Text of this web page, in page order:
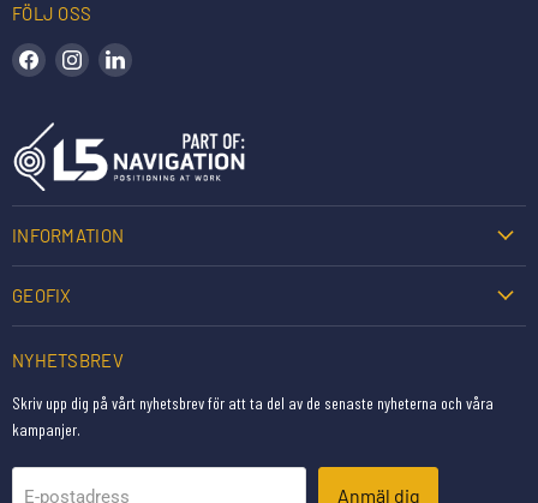
FÖLJ OSS
Hitta oss på Facebook
Hitta oss på Instagram
INFORMATION
GEOFIX
NYHETSBREV
Skriv upp dig på vårt nyhetsbrev för att ta del av de senaste nyheterna och våra
kampanjer.
E-postadress Anmäl dig